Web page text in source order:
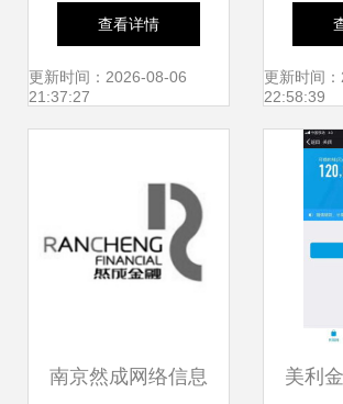
书 金融信息咨询服
务的新前沿与生态
查看详情
更新时间：2026-08-06
21:37:27
专业
服
更新时间
22:58:39
南京然成网络信息 美利